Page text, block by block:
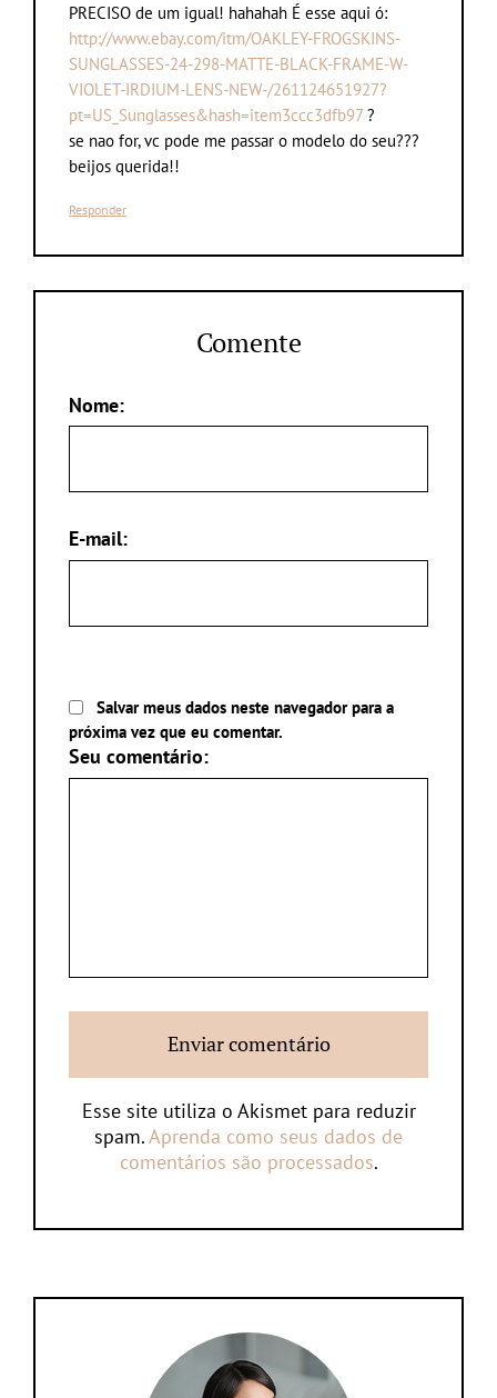
PRECISO de um igual! hahahah É esse aqui ó:
http://www.ebay.com/itm/OAKLEY-FROGSKINS-
SUNGLASSES-24-298-MATTE-BLACK-FRAME-W-
VIOLET-IRDIUM-LENS-NEW-/261124651927?
pt=US_Sunglasses&hash=item3ccc3dfb97 ?
se nao for, vc pode me passar o modelo do seu???
beijos querida!!
Responder
Comente
Nome:
E-mail:
Salvar meus dados neste navegador para a
próxima vez que eu comentar.
Seu comentário:
Esse site utiliza o Akismet para reduzir
spam.Aprenda como seus dados de
comentários são processados.